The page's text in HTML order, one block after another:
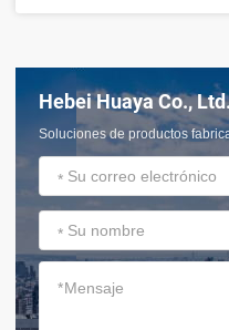
Hebei Huaya Co.,
Soluciones de productos
*
*
*